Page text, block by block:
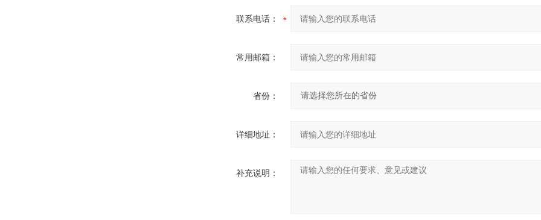
联系电话：
常用邮箱：
省份：
详细地址：
补充说明：